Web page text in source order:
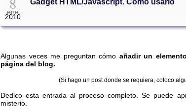
ene
2010
Gadget HTML/Javascript. Cómo usarlo
Algunas veces me preguntan cómo añadir un
página del blog.
(Si hago un post donde se requiera, coloco
Dedico esta entrada al proceso completo. Se puede
misterio.